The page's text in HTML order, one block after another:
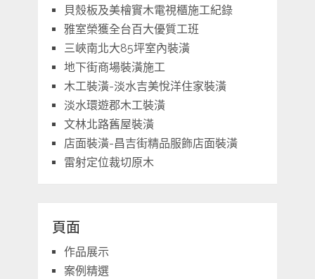
貝殼板及美檜實木電視櫃施工紀錄
雅室榮獲全台百大優質工班
三峽南北大85坪室內裝潢
地下街商場裝潢施工
木工裝潢-淡水吉美悅洋住家裝潢
淡水環遊郡木工裝潢
文林北路舊屋裝潢
店面裝潢-昌吉街精品服飾店面裝潢
雷射定位裁切原木
頁面
作品展示
案例精選